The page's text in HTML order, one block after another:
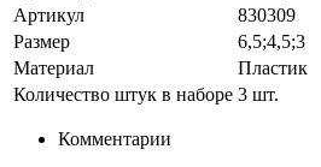
Артикул
830309
Размер
6,5;4,5;3
Материал
Пластик
Количество штук в наборе 3 шт.
Комментарии